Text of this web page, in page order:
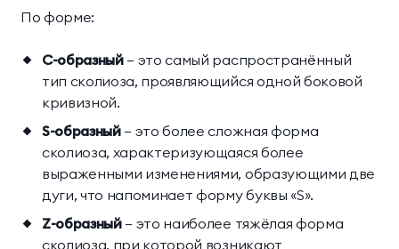
По форме:
С-образный— это самый распространённый
тип сколиоза, проявляющийся одной боковой
кривизной.
S-образный— это более сложная форма
сколиоза, характеризующаяся более
выраженными изменениями, образующими две
дуги, что напоминает форму буквы «S».
Z-образный— это наиболее тяжёлая форма
сколиоза, при которой возникают